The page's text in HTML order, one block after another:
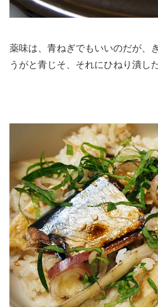
薬味は、青ねぎでもいいのだが、
うがと青じそ、それにひねり潰し